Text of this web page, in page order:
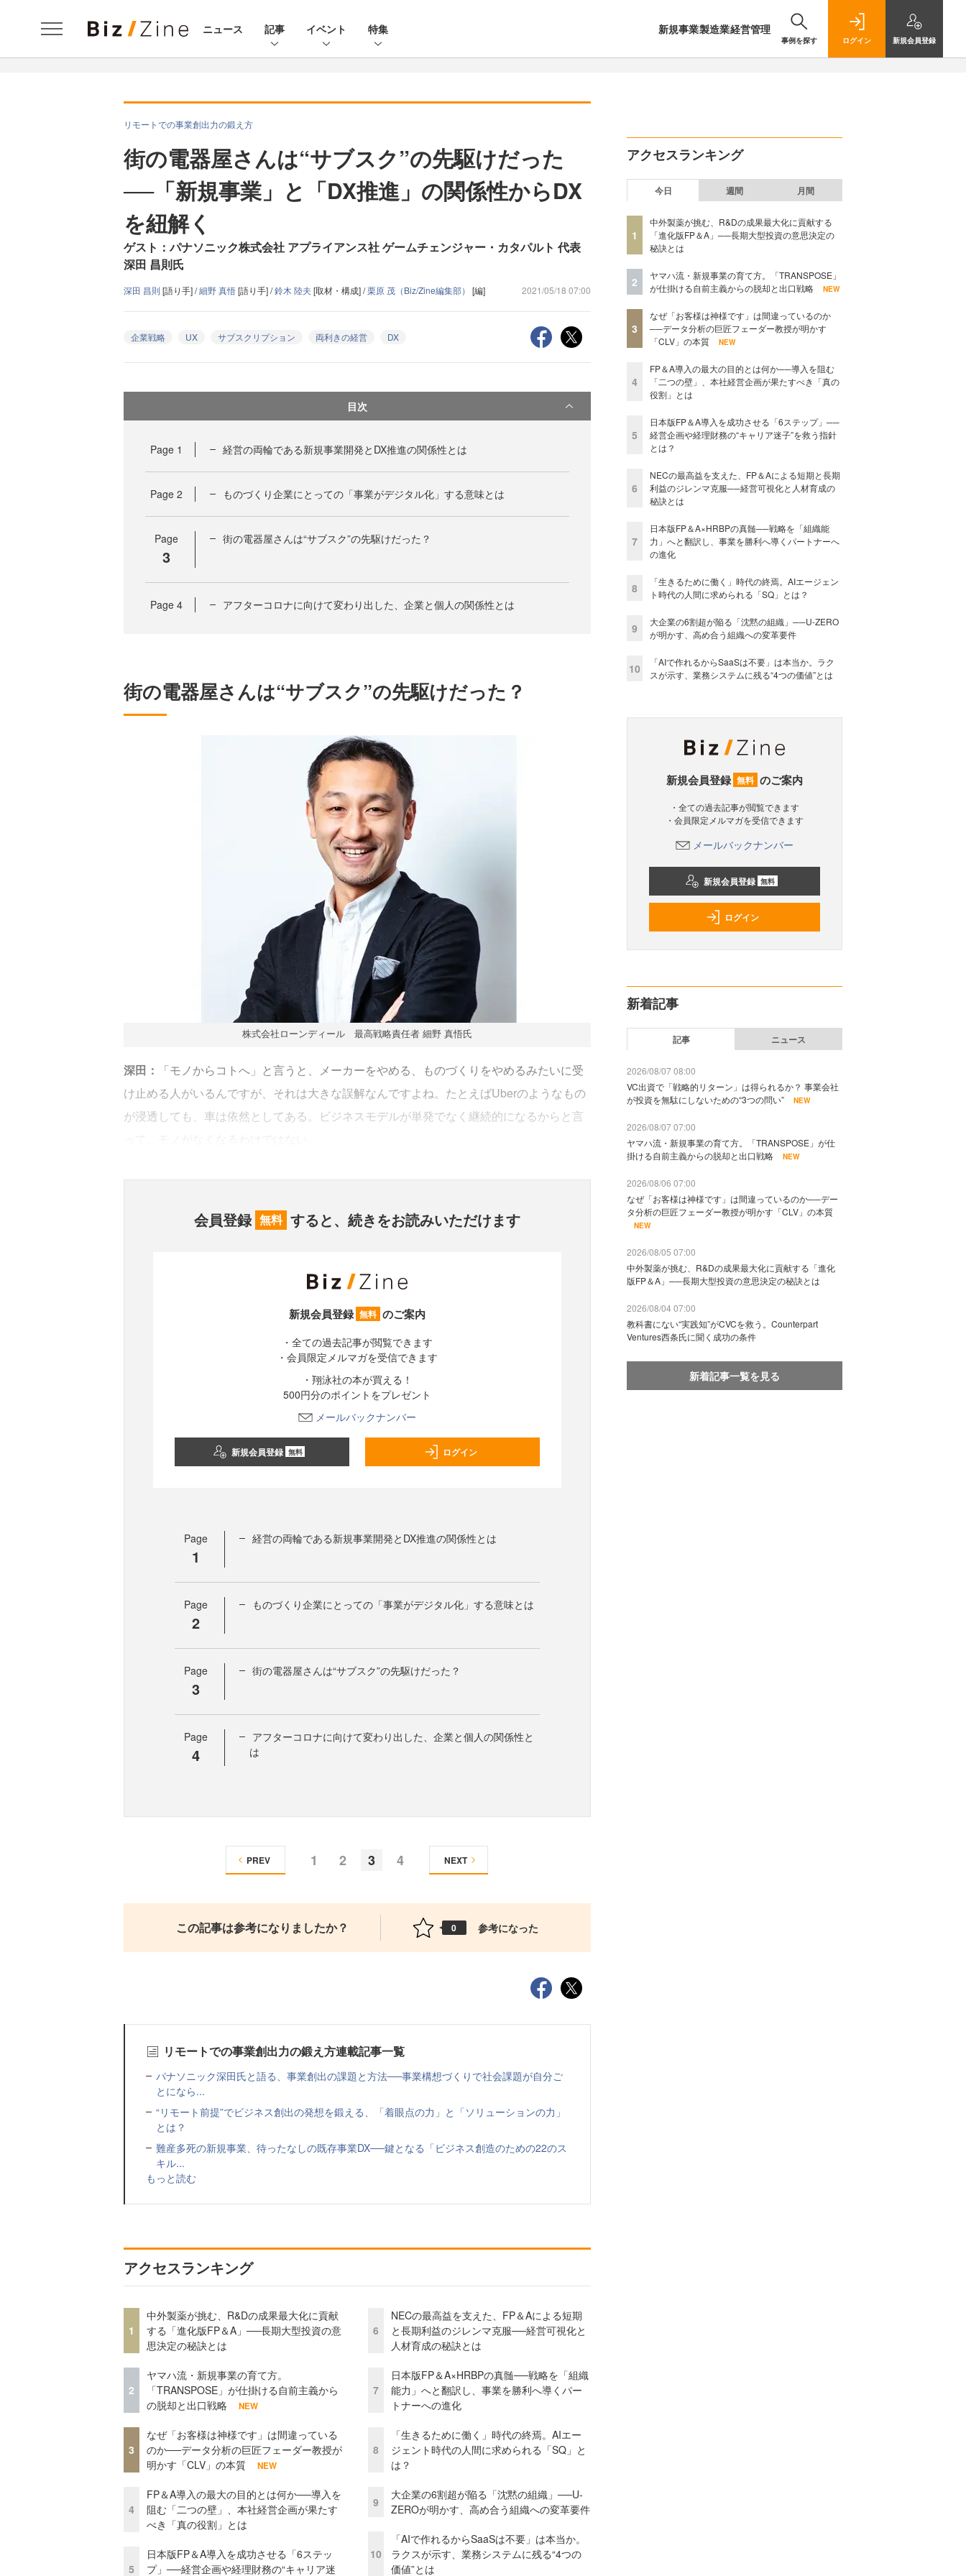
ニュース 記事 イベント 特集 新規事業製造業経営管理
事例を探す ログイン 新規会員登録
リモートでの事業創出力の鍛え方
街の電器屋さんは“サブスク”の先駆けだった
──「新規事業」と「DX推進」の関係性からDX
を紐解く
ゲスト：パナソニック株式会社 アプライアンス社 ゲームチェンジャー・カタパルト 代表
深田 昌則氏
深田 昌則 [語り手] /細野 真悟[語り手] /鈴木 陸夫 [取材・構成] /栗原 茂（Biz/Zine編集部） [編] 2021/05/18 07:00
企業戦略 UX サブスクリプション 両利きの経営 DX
目次
Page 1 経営の両輪である新規事業開発とDX推進の関係性とは
Page 2 ものづくり企業にとっての「事業がデジタル化」する意味とは
Page
3
街の電器屋さんは“サブスク”の先駆けだった？
Page 4 アフターコロナに向けて変わり出した、企業と個人の関係性とは
街の電器屋さんは“サブスク”の先駆けだった？
株式会社ローンディール 最高戦略責任者 細野 真悟氏
深田：
「モノからコトへ」と言うと、メーカーをやめる、ものづくりをやめるみたいに受
け止める人がいるんですが、それは大きな誤解なんですよね。たとえばUberのようなもの
が浸透しても、車は依然としてある。ビジネスモデルが単発でなく継続的になるからと言
会員登録 無料 すると、続きをお読みいただけます
新規会員登録 無料 のご案内
・全ての過去記事が閲覧できます
・会員限定メルマガを受信できます
・翔泳社の本が買える！
500円分のポイントをプレゼント
メールバックナンバー
新規会員登録 無料 ログイン
Page
1
経営の両輪である新規事業開発とDX推進の関係性とは
Page
2
ものづくり企業にとっての「事業がデジタル化」する意味とは
Page
3
街の電器屋さんは“サブスク”の先駆けだった？
Page
4
アフターコロナに向けて変わり出した、企業と個人の関係性と
は
1 2 3 4
PREV NEXT
この記事は参考になりましたか？ 0 参考になった
リモートでの事業創出力の鍛え方連載記事一覧
パナソニック深田氏と語る、事業創出の課題と方法──事業構想づくりで社会課題が自分ご
とになら...
“リモート前提”でビジネス創出の発想を鍛える、「着眼点の力」と「ソリューションの力」
とは？
難産多死の新規事業、待ったなしの既存事業DX──鍵となる「ビジネス創造のための22のス
キル...
もっと読む
アクセスランキング
1
中外製薬が挑む、R&Dの成果最大化に貢献
する「進化版FP＆A」──長期大型投資の意
思決定の秘訣とは
2
ヤマハ流・新規事業の育て方。
「TRANSPOSE」が仕掛ける自前主義から
の脱却と出口戦略
NEW
3
なぜ「お客様は神様です」は間違っている
のか──データ分析の巨匠フェーダー教授が
明かす「CLV」の本質
NEW
4
FP＆A導入の最大の目的とは何か──導入を
阻む「二つの壁」、本社経営企画が果たす
べき「真の役割」とは
5
日本版FP＆A導入を成功させる「6ステッ
プ」──経営企画や経理財務の“キャリア迷
6
NECの最高益を支えた、FP＆Aによる短期
と長期利益のジレンマ克服──経営可視化と
人材育成の秘訣とは
7
日本版FP＆A×HRBPの真髄──戦略を「組織
能力」へと翻訳し、事業を勝利へ導くパー
トナーへの進化
8
「生きるために働く」時代の終焉。AIエー
ジェント時代の人間に求められる「SQ」と
は？
9
大企業の6割超が陥る「沈黙の組織」──U-
ZEROが明かす、高め合う組織への変革要件
10
「AIで作れるからSaaSは不要」は本当か。
ラクスが示す、業務システムに残る“4つの
価値”とは
アクセスランキング
今日 週間 月間
1
中外製薬が挑む、R&Dの成果最大化に貢献する
「進化版FP＆A」──長期大型投資の意思決定の
秘訣とは
2
ヤマハ流・新規事業の育て方。「TRANSPOSE」
が仕掛ける自前主義からの脱却と出口戦略
NEW
3
なぜ「お客様は神様です」は間違っているのか
──データ分析の巨匠フェーダー教授が明かす
「CLV」の本質
NEW
4
FP＆A導入の最大の目的とは何か──導入を阻む
「二つの壁」、本社経営企画が果たすべき「真の
役割」とは
5
日本版FP＆A導入を成功させる「6ステップ」──
経営企画や経理財務の“キャリア迷子”を救う指針
とは？
6
NECの最高益を支えた、FP＆Aによる短期と長期
利益のジレンマ克服──経営可視化と人材育成の
秘訣とは
7
日本版FP＆A×HRBPの真髄──戦略を「組織能
力」へと翻訳し、事業を勝利へ導くパートナーへ
の進化
8
「生きるために働く」時代の終焉。AIエージェン
ト時代の人間に求められる「SQ」とは？
9
大企業の6割超が陥る「沈黙の組織」──U-ZERO
が明かす、高め合う組織への変革要件
10
「AIで作れるからSaaSは不要」は本当か。ラク
スが示す、業務システムに残る“4つの価値”とは
新規会員登録 無料 のご案内
・全ての過去記事が閲覧できます
・会員限定メルマガを受信できます
メールバックナンバー
新規会員登録 無料
ログイン
新着記事
記事 ニュース
2026/08/07 08:00
VC出資で「戦略的リターン」は得られるか？ 事業会社
が投資を無駄にしないための“3つの問い”
NEW
2026/08/07 07:00
ヤマハ流・新規事業の育て方。「TRANSPOSE」が仕
掛ける自前主義からの脱却と出口戦略
NEW
2026/08/06 07:00
なぜ「お客様は神様です」は間違っているのか──デー
タ分析の巨匠フェーダー教授が明かす「CLV」の本質
NEW
2026/08/05 07:00
中外製薬が挑む、R&Dの成果最大化に貢献する「進化
版FP＆A」──長期大型投資の意思決定の秘訣とは
2026/08/04 07:00
教科書にない“実践知”がCVCを救う。Counterpart
Ventures西条氏に聞く成功の条件
新着記事一覧を見る